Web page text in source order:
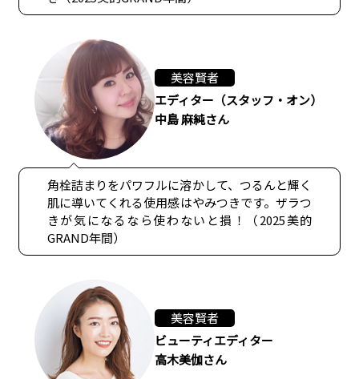
美容賢者
エディター（スタッフ・オン）
中島 麻純さん
角栓詰まりをパワフルに溶かして、つるんと輝く
肌に導いてくれる使用感はやみつきです。ザラつ
きが気になるなら使わないと損！（2025美的
GRAND年間）
美容賢者
ビューティエディター
高木美伽さん